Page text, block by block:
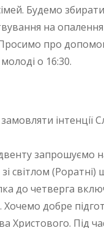
Будемо збирати
на
про
молоді о 16:30.
інтенції
запрошуємо
світлом (Роратні)
до четверга
Хочемо добре
Христового. Під